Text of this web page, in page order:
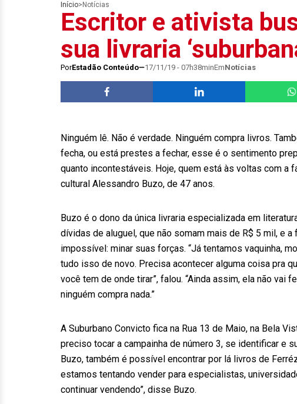
Início> Notícias
Escritor e ativista
sua livraria
PorEstadão Conteúdo 17/11/19 - 07h38minEmNotícias
Ninguém lê. Não é verdade. Ninguém compra livros.
fecha, ou está prestes a fechar, esse é o sentimento
quanto incontestáveis. Hoje, quem está às voltas com
cultural Alessandro Buzo, de 47 anos.
Buzo é o dono da única livraria especializada em
dívidas de aluguel, que não somam mais de R$ 5 mil, e
impossível: minar suas forças. “Já tentamos vaquinha,
tudo isso de novo. Precisa acontecer alguma coisa pra
você tem de onde tirar”, falou. “Ainda assim, ela não vai
ninguém compra nada.”
A Suburbano Convicto fica na Rua 13 de Maio, na Bela
preciso tocar a campainha de número 3, se identificar e
Buzo, também é possível encontrar por lá livros de
estamos tentando vender para especialistas,
continuar vendendo”, disse Buzo.